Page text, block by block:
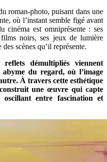
roman-photo, puisant dans une
où l’instant semble figé avant
cinéma est omniprésente : ses
noirs, ses jeux de lumière
scènes qu’il représente.
démultipliés viennent
du regard, où l’image
À travers cette esthétique
une œuvre qui capte
entre fascination et